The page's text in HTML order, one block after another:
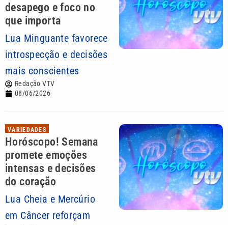
desapego e foco no
que importa
Lua Minguante favorece
introspecção e decisões
mais conscientes
Redação VTV
08/06/2026
VARIEDADES
Horóscopo! Semana
promete emoções
intensas e decisões
do coração
Lua Cheia e Mercúrio
em Câncer reforçam